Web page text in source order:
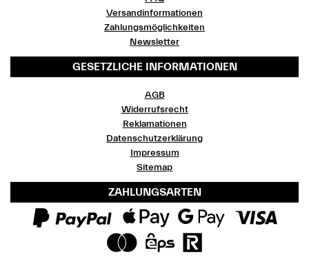
Versandinformationen
Zahlungsmöglichkeiten
Newsletter
GESETZLICHE INFORMATIONEN
AGB
Widerrufsrecht
Reklamationen
Datenschutzerklärung
Impressum
Sitemap
ZAHLUNGSARTEN